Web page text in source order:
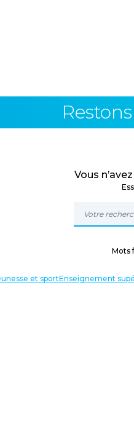
Vous
Mots
et sportEnseignement